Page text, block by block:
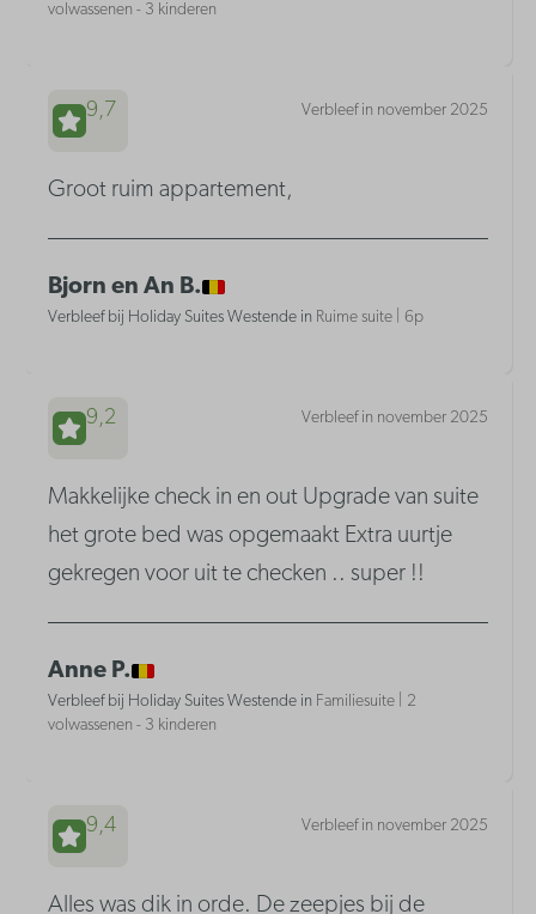
volwassenen - 3 kinderen
9,7 Verbleef in november 2025
Groot ruim appartement,
Bjorn en An B.
Verbleef bij Holiday Suites Westende in Ruime suite | 6p
9,2 Verbleef in november 2025
Makkelijke check in en out Upgrade van suite
het grote bed was opgemaakt Extra uurtje
gekregen voor uit te checken .. super !!
Anne P.
Verbleef bij Holiday Suites Westende in Familiesuite | 2
volwassenen - 3 kinderen
9,4 Verbleef in november 2025
Alles was dik in orde. De zeepjes bij de